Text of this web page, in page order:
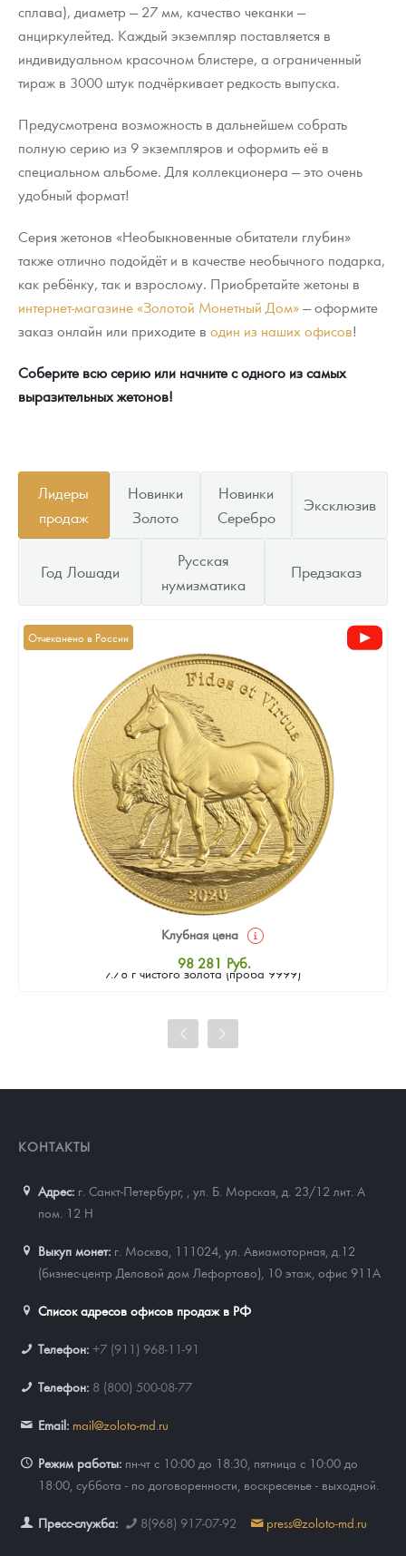
сплава), диаметр — 27 мм, качество чеканки —
анциркулейтед. Каждый экземпляр поставляется в
индивидуальном красочном блистере, а ограниченный
тираж в 3000 штук подчёркивает редкость выпуска.
Предусмотрена возможность в дальнейшем собрать
полную серию из 9 экземпляров и оформить её в
специальном альбоме. Для коллекционера — это очень
удобный формат!
Серия жетонов «Необыкновенные обитатели глубин»
также отлично подойдёт и в качестве необычного подарка,
как ребёнку, так и взрослому. Приобретайте жетоны в
интернет-магазине «Золотой Монетный Дом»— оформите
заказ онлайн или приходите в один из наших офисов!
Соберите всю серию или начните с одного из самых
выразительных жетонов!
Лидеры
продаж
Новинки
Золото
Новинки
Серебро
Эксклюзив
Год Лошади
Русская
нумизматика
Предзаказ
Отчеканено в России
7.78 г чистого золота (проба 9999)
Клубная цена
98 281 Руб.
Стандартная цена
Цена выкупа
КОНТАКТЫ
Адрес: г. Санкт-Петербург,
ул. Б. Морская, д. 23/12 лит. А
пом. 12 Н
Выкуп монет: г. Москва, 111024, ул. Авиамоторная, д.12
(бизнес-центр Деловой дом Лефортово), 10 этаж, офис 911А
Список адресов офисов продаж в РФ
Телефон: +7 (911) 968-11-91
Телефон: 8 (800) 500-08-77
Email: mail@zoloto-md.ru
Режим работы: пн-чт с 10:00 до 18:30, пятница с 10:00 до
18:00, суббота - по договоренности, воскресенье - выходной.
Пресс-служба: 8(968) 917-07-92 press@zoloto-md.ru